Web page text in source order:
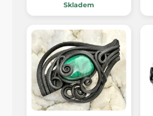
Skladem